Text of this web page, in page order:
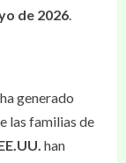
de 2026.
generado
las familias de
han